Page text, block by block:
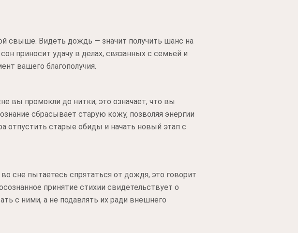
свыше. Видеть дождь — значит получить шанс на
приносит удачу в делах, связанных с семьей и
вашего благополучия.
вы промокли до нитки, это означает, что вы
сбрасывает старую кожу, позволяя энергии
отпустить старые обиды и начать новый этап с
сне пытаетесь спрятаться от дождя, это говорит
принятие стихии свидетельствует о
с ними, а не подавлять их ради внешнего